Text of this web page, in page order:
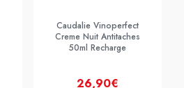
Caudalie Vinoperfect
Creme Nuit Antitaches
50ml Recharge
26,90€